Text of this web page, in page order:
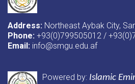
Address: Northeast Aybak City,
Phone: +93(0)799505012 /
Email: info@smgu.edu.af
Powered by: Islamic